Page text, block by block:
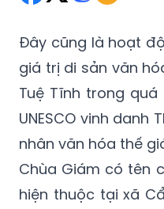
Đây cũng là hoạt
giá trị di sản văn
Tuệ Tĩnh trong
UNESCO vinh danh
nhân văn hóa thế
Chùa Giám có tên
hiện thuộc tại xã